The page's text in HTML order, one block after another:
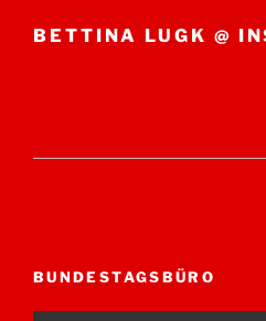
BETTINA LUGK @
BUNDESTAGSBÜRO